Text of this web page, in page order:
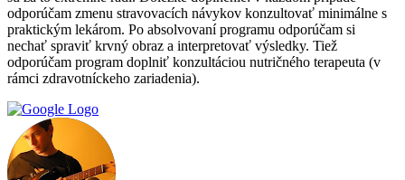
odporúčam zmenu stravovacích návykov konzultovať minimálne s
praktickým lekárom. Po absolvovaní programu odporúčam si
nechať spraviť krvný obraz a interpretovať výsledky. Tiež
odporúčam program doplniť konzultáciou nutričného terapeuta (v
rámci zdravotníckeho zariadenia).